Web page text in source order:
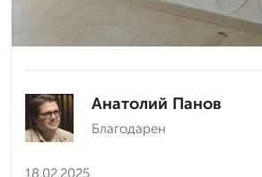
Анатолий Панов
Благодарен